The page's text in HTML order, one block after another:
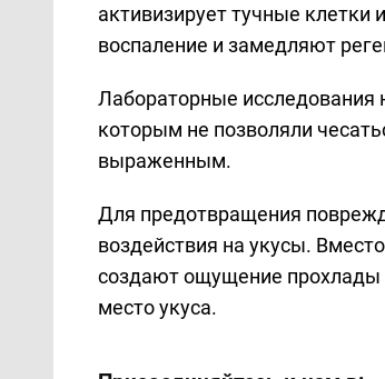
активизирует тучные
воспаление и замедляют
Лабораторные
которым не позволяли
выраженным.
Для предотвращения
воздействия на укусы.
создают ощущение
место укуса.